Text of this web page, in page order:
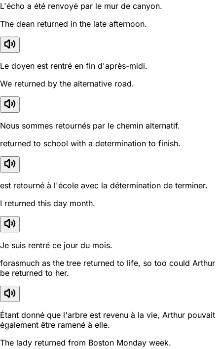
L'écho a été renvoyé par le mur de canyon.
The dean returned in the late afternoon.
Le doyen est rentré en fin d'après-midi.
We returned by the alternative road.
Nous sommes retournés par le chemin alternatif.
returned to school with a determination to finish.
est retourné à l'école avec la détermination de terminer.
I returned this day month.
Je suis rentré ce jour du mois.
forasmuch as the tree returned to life, so too could Arthur
be returned to her.
Étant donné que l'arbre est revenu à la vie, Arthur pouvait
également être ramené à elle.
The lady returned from Boston Monday week.